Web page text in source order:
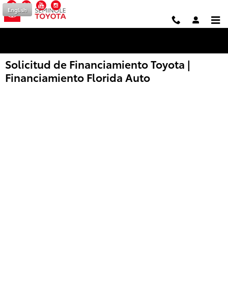
Saltar al contenido principal
Facebook
TwitterYouTube
English
Solicitud de Financiamiento Toyota |
Financiamiento Florida Auto